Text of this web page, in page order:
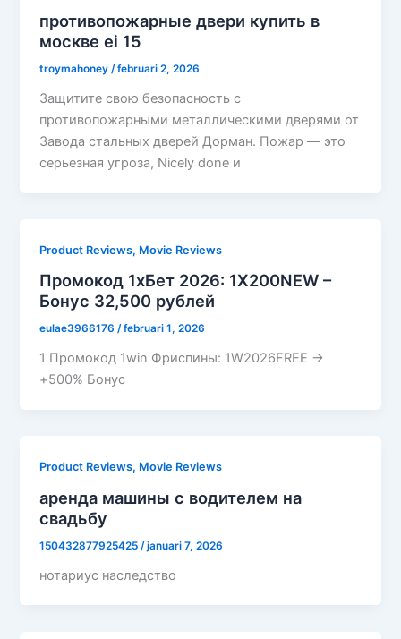
противопожарные двери купить в
москве ei 15
troymahoney/februari 2, 2026
Защитите свою безопасность с
противопожарными металлическими дверями от
Завода стальных дверей Дорман. Пожар — это
серьезная угроза, Nicely done и
Product Reviews, Movie Reviews
Промокод 1хБет 2026: 1X200NEW –
Бонус 32,500 рублей
eulae3966176/februari 1, 2026
1 Промокод 1win Фриспины: 1W2026FREE →
+500% Бонус
Product Reviews, Movie Reviews
аренда машины с водителем на
свадьбу
150432877925425 /januari 7, 2026
нотариус наследство